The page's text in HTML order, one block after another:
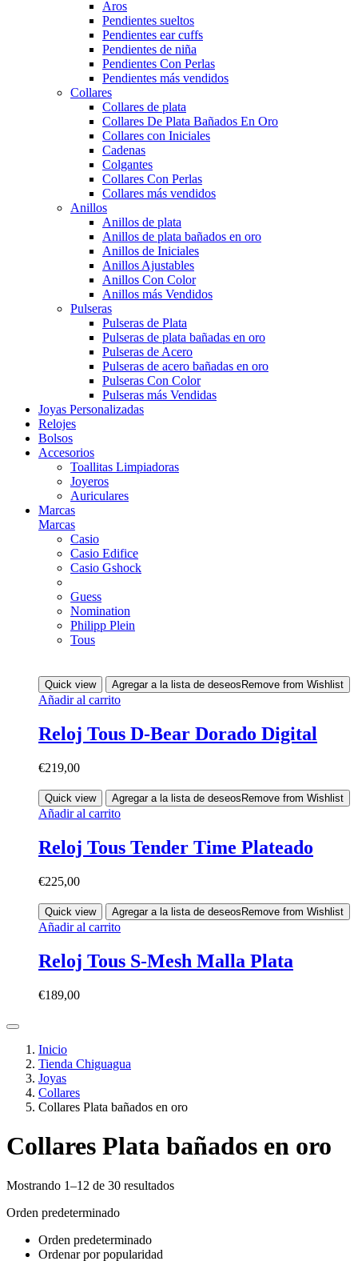
Aros
Pendientes sueltos
Pendientes ear cuffs
Pendientes de niña
Pendientes Con Perlas
Pendientes más vendidos
Collares
Collares de plata
Collares De Plata Bañados En Oro
Collares con Iniciales
Cadenas
Colgantes
Collares Con Perlas
Collares más vendidos
Anillos
Anillos de plata
Anillos de plata bañados en oro
Anillos de Iniciales
Anillos Ajustables
Anillos Con Color
Anillos más Vendidos
Pulseras
Pulseras de Plata
Pulseras de plata bañadas en oro
Pulseras de Acero
Pulseras de acero bañadas en oro
Pulseras Con Color
Pulseras más Vendidas
Joyas Personalizadas
Relojes
Bolsos
Accesorios
Toallitas Limpiadoras
Joyeros
Auriculares
Marcas
Marcas
Casio
Casio Edifice
Casio Gshock
Guess
Nomination
Philipp Plein
Tous
Quick view Agregar a la lista de deseos Remove from Wishlist
Añadir al carrito
Reloj Tous D-Bear Dorado Digital
€219,00
Quick view Agregar a la lista de deseos Remove from Wishlist
Añadir al carrito
Reloj Tous Tender Time Plateado
€225,00
Quick view Agregar a la lista de deseos Remove from Wishlist
Añadir al carrito
Reloj Tous S-Mesh Malla Plata
€189,00
Inicio
Tienda Chiguagua
Joyas
Collares
Collares Plata bañados en oro
Collares Plata bañados en oro
Mostrando 1–12 de 30 resultados
Orden predeterminado
Orden predeterminado
Ordenar por popularidad